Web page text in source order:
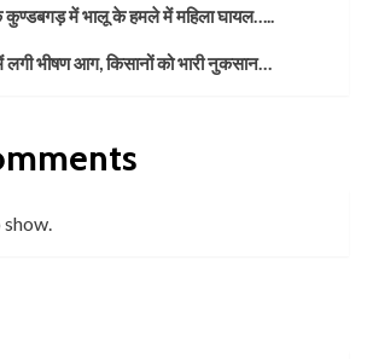
में भालू के हमले में महिला घायल…..
लगी भीषण आग, किसानों को भारी नुकसान…